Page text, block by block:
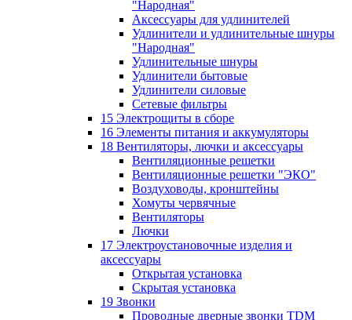
"Народная"
Аксессуары для удлинителей
Удлинители и удлинительные шнуры
"Народная"
Удлинительные шнуры
Удлинители бытовые
Удлинители силовые
Сетевые фильтры
15 Электрощиты в сборе
16 Элементы питания и аккумуляторы
18 Вентиляторы, лючки и аксессуары
Вентиляционные решетки
Вентиляционные решетки "ЭКО"
Воздуховоды, кронштейны
Хомуты червячные
Вентиляторы
Лючки
17 Электроустановочные изделия и
аксессуары
Открытая установка
Скрытая установка
19 Звонки
Проводные дверные звонки TDM